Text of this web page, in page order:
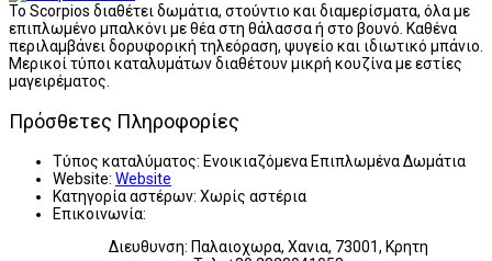
Το Scorpios διαθέτει δωμάτια, στούντιο και διαμερίσματα, όλα με
επιπλωμένο μπαλκόνι με θέα στη θάλασσα ή στο βουνό. Καθένα
περιλαμβάνει δορυφορική τηλεόραση, ψυγείο και ιδιωτικό μπάνιο.
Μερικοί τύποι καταλυμάτων διαθέτουν μικρή κουζίνα με εστίες
μαγειρέματος.
Πρόσθετες Πληροφορίες
Τύπος καταλύματος: Ενοικιαζόμενα Επιπλωμένα Δωμάτια
Website: Website
Κατηγορία αστέρων: Χωρίς αστέρια
Επικοινωνία:
Διευθυνση: Παλαιοχωρα, Χανια, 73001, Κρητη